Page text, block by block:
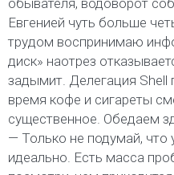
обывателя, водоворот
Евгенией чуть больше
трудом воспринимаю
диск» наотрез
задымит. Делегация Shell
время кофе и сигареты
существенное. Обедаем
— Только не подумай, что
идеально. Есть масса